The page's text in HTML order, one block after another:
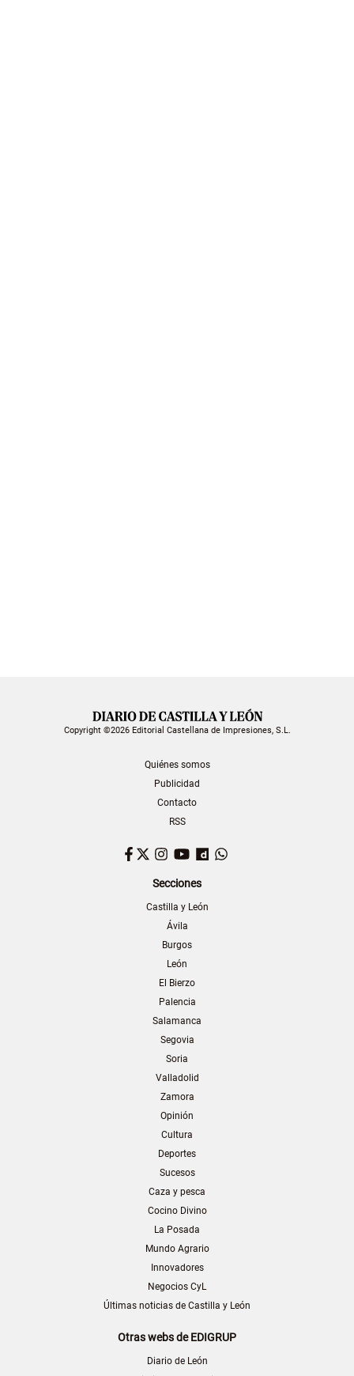
Copyright ©2026 Editorial Castellana de Impresiones, S.L.
Quiénes somos
Publicidad
Contacto
RSS
Facebook
TwitterInstagram
YouTubeDailymotion
Secciones
Castilla y León
Ávila
Burgos
León
El Bierzo
Palencia
Salamanca
Segovia
Soria
Valladolid
Zamora
Opinión
Cultura
Deportes
Sucesos
Caza y pesca
Cocino Divino
La Posada
Mundo Agrario
Innovadores
Negocios CyL
Últimas noticias de Castilla y León
Otras webs de EDIGRUP
Diario de León